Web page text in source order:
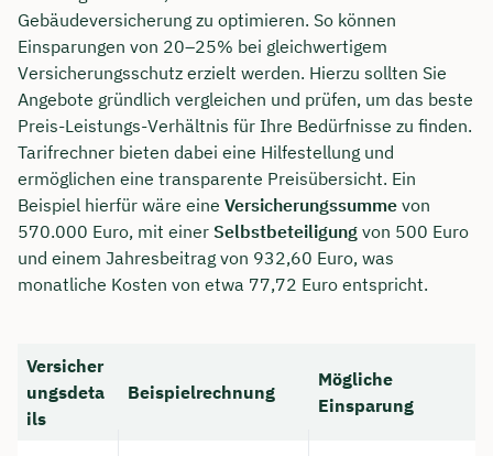
Gebäudeversicherung zu optimieren. So können
Einsparungen von 20–25% bei gleichwertigem
Versicherungsschutz erzielt werden. Hierzu sollten Sie
Angebote gründlich vergleichen und prüfen, um das beste
Preis-Leistungs-Verhältnis für Ihre Bedürfnisse zu finden.
Tarifrechner bieten dabei eine Hilfestellung und
ermöglichen eine transparente Preisübersicht. Ein
Beispiel hierfür wäre eine Versicherungssumme von
570.000 Euro, mit einer Selbstbeteiligung von 500 Euro
und einem Jahresbeitrag von 932,60 Euro, was
monatliche Kosten von etwa 77,72 Euro entspricht.
Versicher
ungsdeta
ils
Beispielrechnung
Mögliche
Einsparung